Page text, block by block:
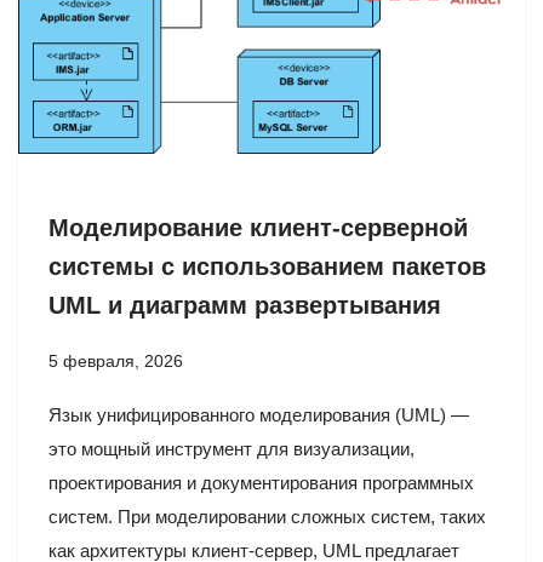
Моделирование клиент-серверной
системы с использованием пакетов
UML и диаграмм развертывания
5 февраля, 2026
Язык унифицированного моделирования (UML) —
это мощный инструмент для визуализации,
проектирования и документирования программных
систем. При моделировании сложных систем, таких
как архитектуры клиент-сервер, UML предлагает